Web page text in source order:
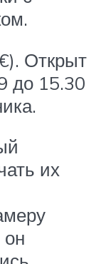
Открыт
до 15.30
их
он